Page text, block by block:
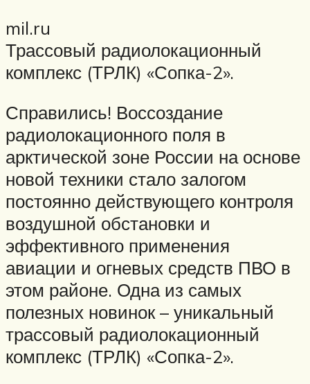
mil.ru
Трассовый радиолокационный
комплекс (ТРЛК) «Сопка-2».
Справились! Воссоздание
радиолокационного поля в
арктической зоне России на основе
новой техники стало залогом
постоянно действующего контроля
воздушной обстановки и
эффективного применения
авиации и огневых средств ПВО в
этом районе. Одна из самых
полезных новинок – уникальный
трассовый радиолокационный
комплекс (ТРЛК) «Сопка-2».